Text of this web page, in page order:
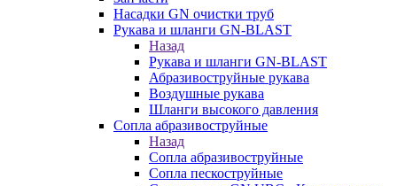
Насадки GN очистки труб
Рукава и шланги GN-BLAST
Назад
Рукава и шланги GN-BLAST
Абразивоструйные рукава
Воздушные рукава
Шланги высокого давления
Сопла абразивоструйные
Назад
Сопла абразивоструйные
Сопла пескоструйные